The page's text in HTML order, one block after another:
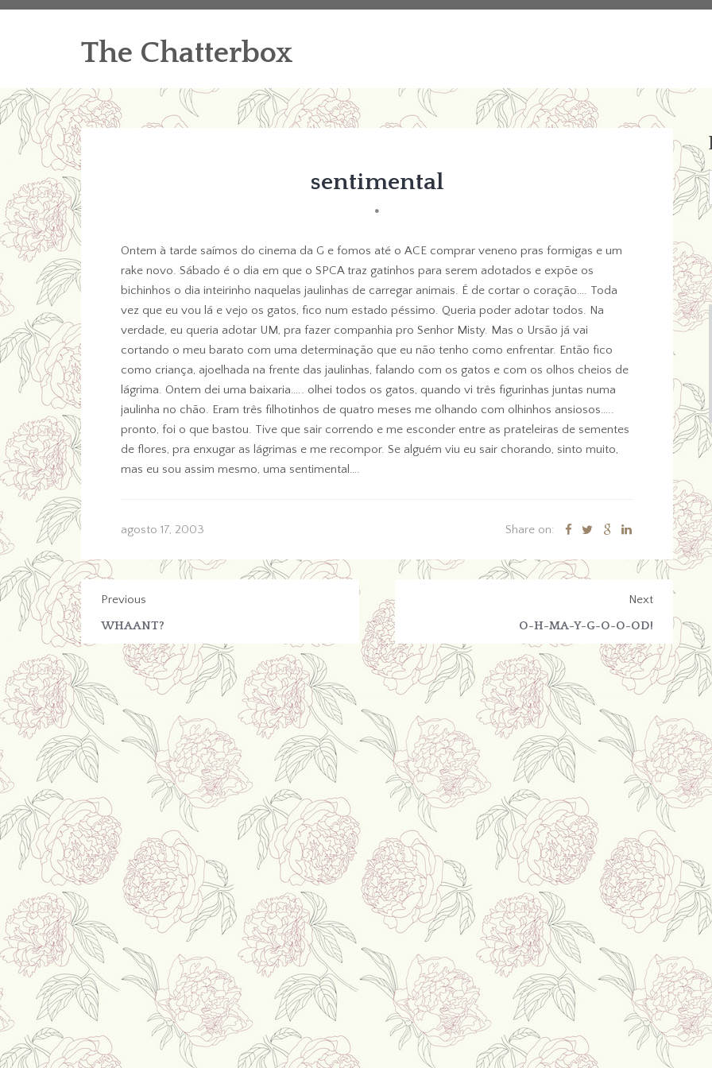
The Chatterbox
sentimental
*
Ontem à tarde saímos do cinema da G e fomos até o ACE comprar veneno pras formigas e um
rake novo. Sábado é o dia em que o SPCA traz gatinhos para serem adotados e expõe os
bichinhos o dia inteirinho naquelas jaulinhas de carregar animais. É de cortar o coração…. Toda
vez que eu vou lá e vejo os gatos, fico num estado péssimo. Queria poder adotar todos. Na
verdade, eu queria adotar UM, pra fazer companhia pro Senhor Misty. Mas o Ursão já vai
cortando o meu barato com uma determinação que eu não tenho como enfrentar. Então fico
como criança, ajoelhada na frente das jaulinhas, falando com os gatos e com os olhos cheios de
lágrima. Ontem dei uma baixaria….. olhei todos os gatos, quando vi três figurinhas juntas numa
jaulinha no chão. Eram três filhotinhos de quatro meses me olhando com olhinhos ansiosos…..
pronto, foi o que bastou. Tive que sair correndo e me esconder entre as prateleiras de sementes
de flores, pra enxugar as lágrimas e me recompor. Se alguém viu eu sair chorando, sinto muito,
mas eu sou assim mesmo, uma sentimental….
agosto 17, 2003 Share on:
Previous
WHAANT?
Next
O-H-MA-Y-G-O-O-OD!